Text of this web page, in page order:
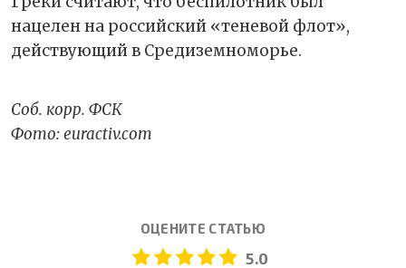
нацелен на российский «теневой флот»,
действующий в Средиземноморье.
Соб. корр. ФСК
Фото: euractiv.com
ОЦЕНИТЕ СТАТЬЮ
5.0